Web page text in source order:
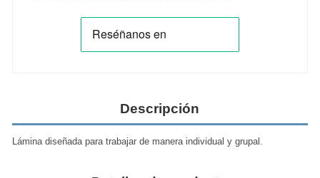
Descripción
Lámina diseñada para trabajar de manera individual y grupal.